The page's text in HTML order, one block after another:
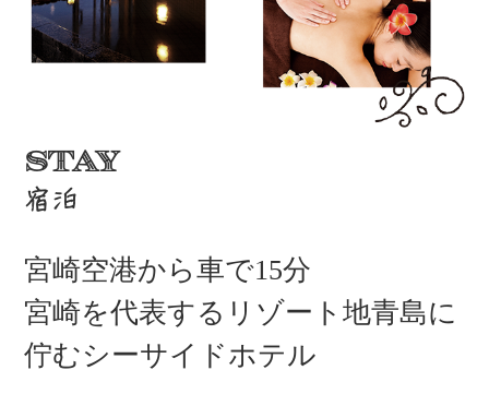
STAY
宿泊
宮崎空港から車で15分
宮崎を代表するリゾート地青島に
佇むシーサイドホテル